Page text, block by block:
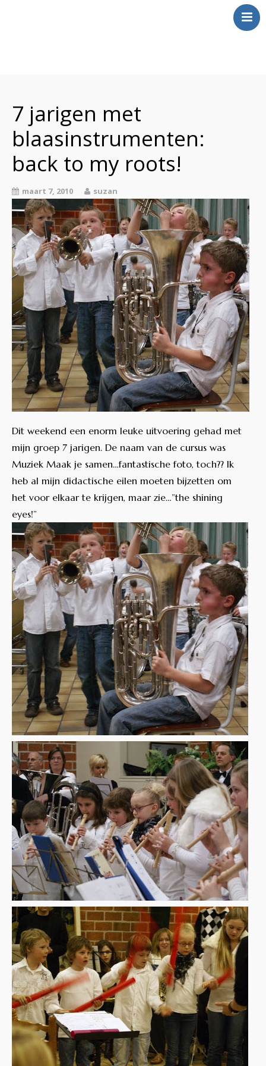
Swingt
Inkt
Wringt
Contact
7 jarigen met
blaasinstrumenten:
back to my roots!
maart 7, 2010 suzan
Dit weekend een enorm leuke uitvoering gehad met
mijn groep 7 jarigen. De naam van de cursus was
Muziek Maak je samen…fantastische foto, toch?? Ik
heb al mijn didactische eilen moeten bijzetten om
het voor elkaar te krijgen, maar zie…”the shining
eyes!”